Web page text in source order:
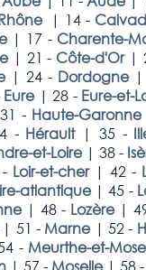
| 14 -
| 17 - Charente-
| 21 - Côte-d'Or |
|24 - Dordogne |
Eure |28 - Eure-et-
31 - Haute-Garonne
- Hérault | 35 -
et-Loire | 38 -
Loir-et-cher | 42 -
atlantique |45 -
| 48 - Lozère |
| 51 - Marne | 52 -
- Meurthe-et-
| 57 - Moselle | 58 -